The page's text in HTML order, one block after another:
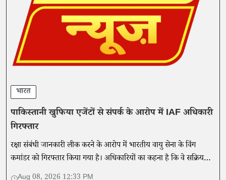
भारत
पाकिस्तानी खुफिया एजेंटों से संपर्क के आरोप में IAF अधिकारी
गिरफ्तार
रक्षा संबंधी जानकारी लीक करने के आरोप में भारतीय वायु सेना के विंग
कमांडर को गिरफ्तार किया गया है। अधिकारियों का कहना है कि वे सक्रिय
निगरानी में थे।